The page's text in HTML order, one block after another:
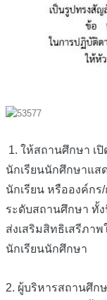
1. ให้สถานศึกษา เ
นักเรียนนักศึกษาแส
นักเรียน หรือองค์ก
ระดับสถานศึกษา ทั้
ส่งเสริมสิทธิเสรีภา
นักเรียนนักศึกษา
2. ผู้บริหารสถานศึก